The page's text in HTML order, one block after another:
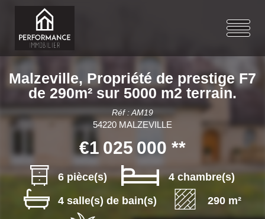
Malzeville, Propriété de prestige F7
de 290m² sur 5000 m2 terrain.
Réf : AM19
54220 MALZEVILLE
€1 025 000 **
6 pièce(s)
4 chambre(s)
4 salle(s) de bain(s)
290 m²